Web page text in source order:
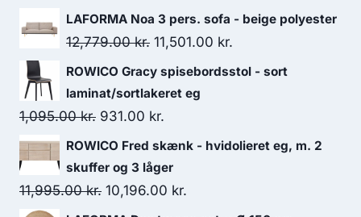
LAFORMA Noa 3 pers. sofa - beige polyester
12,779.00kr. 11,501.00 kr.
ROWICO Gracy spisebordsstol - sort
laminat/sortlakeret eg
1,095.00kr. 931.00 kr.
ROWICO Fred skænk - hvidolieret eg, m. 2
skuffer og 3 låger
11,995.00kr. 10,196.00 kr.